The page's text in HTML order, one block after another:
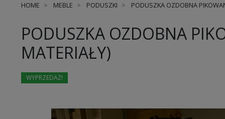
HOME MEBLE PODUSZKI PODUSZKA OZDOBNA
PODUSZKA OZDOBNA
MATERIAŁY)
WYPRZEDAŻ!